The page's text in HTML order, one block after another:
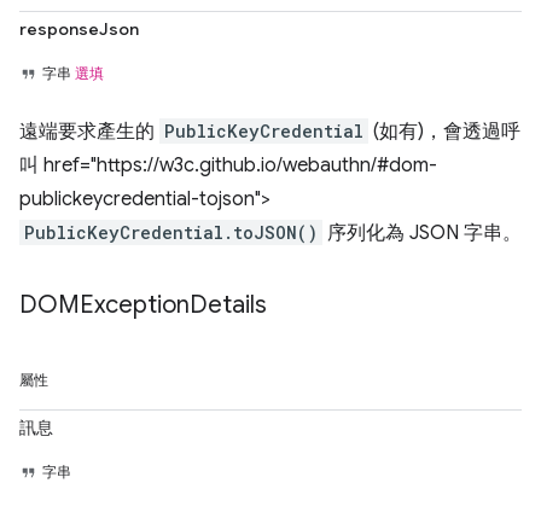
responseJson
字串 選填
遠端要求產生的 PublicKeyCredential (如有)，會透過呼
叫 href="https://w3c.github.io/webauthn/#dom-
publickeycredential-tojson">
PublicKeyCredential.toJSON() 序列化為 JSON 字串。
DOMExceptionDetails
屬性
訊息
字串